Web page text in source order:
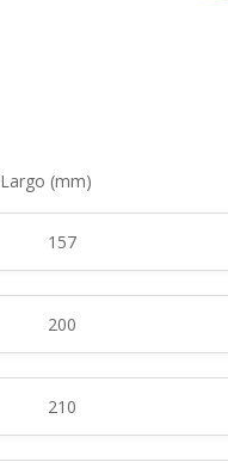
Largo (mm)
157
200
210